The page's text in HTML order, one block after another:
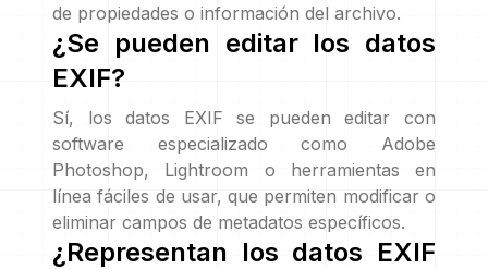
de propiedades o información del archivo.
¿Se pueden editar los datos
EXIF?
Sí, los datos EXIF se pueden editar con
software especializado como Adobe
Photoshop, Lightroom o herramientas en
línea fáciles de usar, que permiten modificar o
eliminar campos de metadatos específicos.
¿Representan los datos EXIF